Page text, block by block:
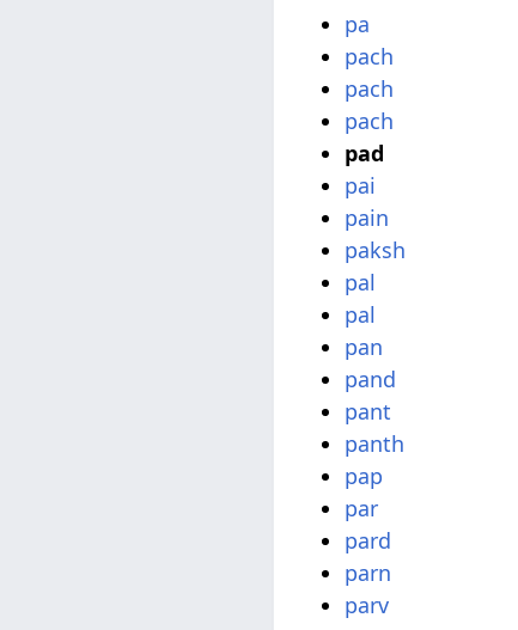
pa
pach
pach
pach
pad
pai
pain
paksh
pal
pal
pan
pand
pant
panth
pap
par
pard
parn
parv